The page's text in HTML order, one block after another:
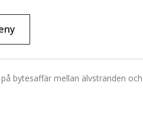
bytesaffär mellan älvstranden